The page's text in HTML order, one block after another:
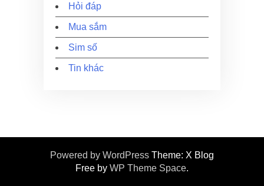
Hỏi đáp
Mua sắm
Sim số
Tin khác
Powered by WordPress Theme: X Blog
Free by WP Theme Space.